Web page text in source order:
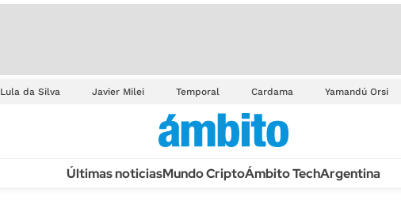
Lula da Silva Javier Milei Temporal Cardama Yamandú Orsi
Últimas noticiasMundo CriptoÁmbito TechArgentina